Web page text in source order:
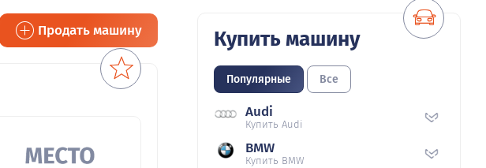
Продать машину Купить машину
Популярные Все
Audi
Купить Audi
BMW
Купить BMW